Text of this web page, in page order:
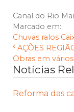
Canal do Rio
Marcado em:
Chuvas ralos
AÇÕES
Obras em
Notícias
Reforma das